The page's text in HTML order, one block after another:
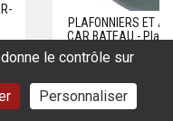
PLAFONNIERS ET
CAR BATEAU -
le contrôle sur
Personnaliser